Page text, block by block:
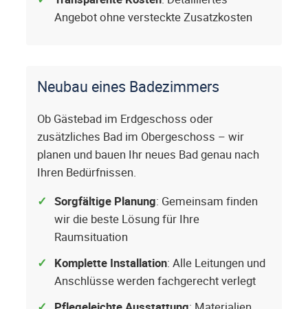
Angebot ohne versteckte Zusatzkosten
Neubau eines Badezimmers
Ob Gästebad im Erdgeschoss oder
zusätzliches Bad im Obergeschoss – wir
planen und bauen Ihr neues Bad genau nach
Ihren Bedürfnissen.
Sorgfältige Planung: Gemeinsam finden
wir die beste Lösung für Ihre
Raumsituation
Komplette Installation: Alle Leitungen und
Anschlüsse werden fachgerecht verlegt